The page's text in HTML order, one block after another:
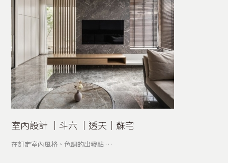
室內設計 │斗六 │透天│蘇宅
在訂定室內風格、色調的出發點 …